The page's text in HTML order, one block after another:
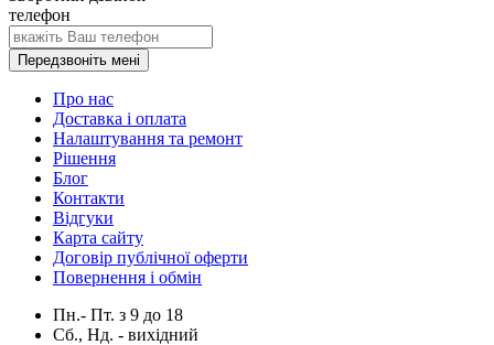
телефон
Передзвоніть мені
Про нас
Доставка і оплата
Налаштування та ремонт
Рішення
Блог
Контакти
Відгуки
Карта сайту
Договір публічної оферти
Повернення і обмін
Пн.- Пт. з 9 до 18
Сб., Нд. - вихідний